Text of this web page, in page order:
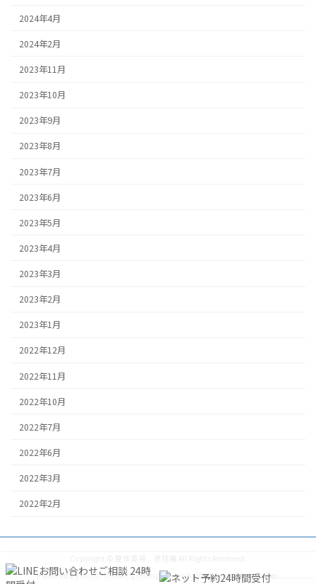
2024年4月
2024年2月
2023年11月
2023年10月
2023年9月
2023年8月
2023年7月
2023年6月
2023年5月
2023年4月
2023年3月
2023年2月
2023年1月
2022年12月
2022年11月
2022年10月
2022年7月
2022年6月
2022年3月
2022年2月
Powered byWordPress&Lightning Themeby Vektor,Inc. technology.